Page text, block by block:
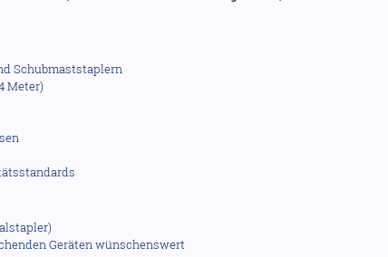
Schubmaststaplern
Meter)
Geräten wünschenswert